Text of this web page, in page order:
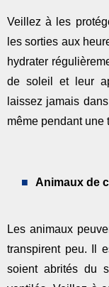
Veillez à les
les sorties aux
hydrater
de soleil et leur
laissez jamais
même pendant une
Animaux de
Les animaux
transpirent peu. Il
soient abrités du